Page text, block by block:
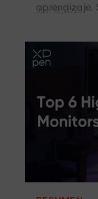
aprendizaje.
para
específicas.
Jun 18,2025